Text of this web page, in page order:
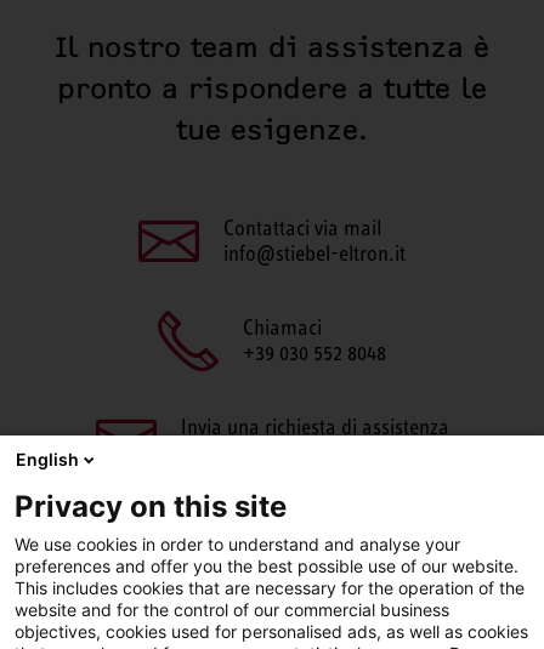
Il nostro team di assistenza è
pronto a rispondere a tutte le
tue esigenze.
Contattaci via mail
info@stiebel-eltron.it
Chiamaci
+39 030 552 8048
Invia una richiesta di assistenza
English
Privacy on this site
We use cookies in order to understand and analyse your
preferences and offer you the best possible use of our website.
This includes cookies that are necessary for the operation of the
website and for the control of our commercial business
objectives, cookies used for personalised ads, as well as cookies